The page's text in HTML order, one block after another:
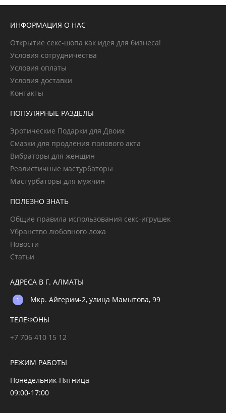
ИНФОРМАЦИЯ О НАС
Открытие секс-шопа как идея для бизнеса!
Условия сотрудничества
Условия оплаты
Условия доставки
Контакты
ПОПУЛЯРНЫЕ РАЗДЕЛЫ
Эротические Подарки для Двоих
Смазки для продления полового акта
Вибраторы для женщин
Реалистичные мастурбаторы
Мастурбаторы для мужчин
ПОЛЕЗНО ЗНАТЬ
Общие правила использования секс-игрушек
Убранство любовного ложа
Новости
Статьи
АДРЕСА В Г. АЛМАТЫ
Мкр. Айгерим-2, улица Мамытова, 99
ТЕЛЕФОНЫ
+7 706 410 15 12
РЕЖИМ РАБОТЫ
Понедельник-Пятница
09:00-17:00